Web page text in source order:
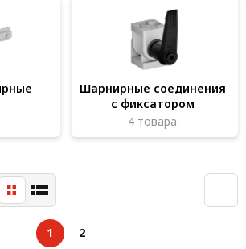
профиль NEW!
обработки профиля
Шарнирные соединения
с фиксатором
4 товара
1 2